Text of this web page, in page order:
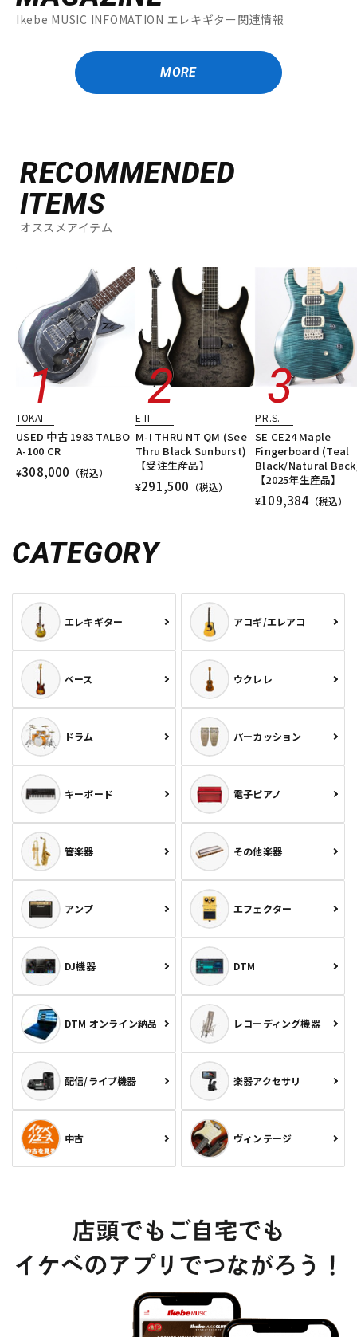
Ikebe MUSIC INFOMATION エレキギター関連情報
MORE
RECOMMENDED
ITEMS
オススメアイテム
TOKAI
USED 中古 1983 TALBO
A-100 CR
¥308,000 （税込）
E-II
M-I THRU NT QM (See
Thru Black Sunburst)
【受注生産品】
¥291,500 （税込）
P.R.S.
SE CE24 Maple
Fingerboard (Teal
Black/Natural
【2025年生産品】
¥109,384（税込）
CATEGORY
エレキギター アコギ/エレアコ
ベース ウクレレ
ドラム パーカッション
キーボード 電子ピアノ
管楽器 その他楽器
アンプ エフェクター
DJ機器 DTM
DTM オンライン納品 レコーディング機器
配信/ライブ機器 楽器アクセサリ
中古 ヴィンテージ